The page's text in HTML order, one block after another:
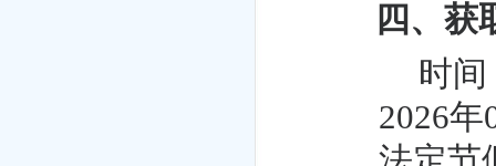
四、获
时间
2026